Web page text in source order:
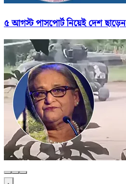
৫ আগস্ট পাসপোর্ট নিয়েই দেশ ছাড়েন